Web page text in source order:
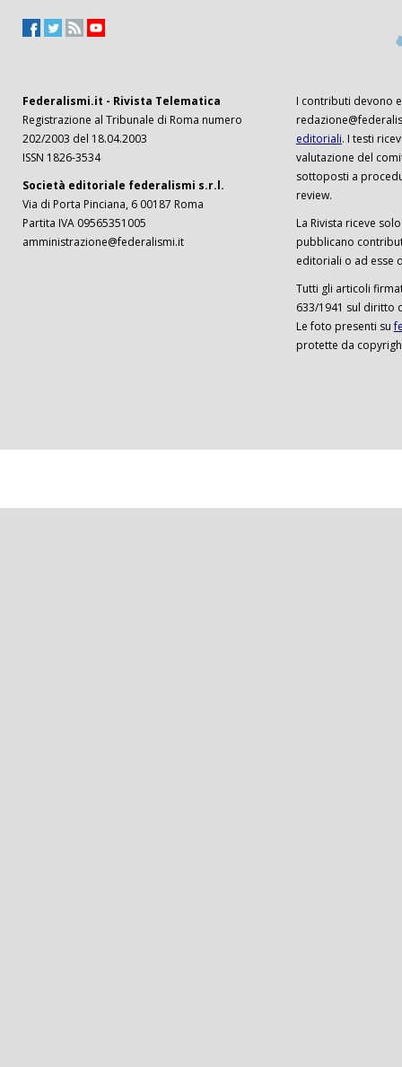
Federalismi.it - Rivista Telematica
Registrazione al Tribunale di Roma numero
202/2003 del 18.04.2003
ISSN 1826-3534
Società editoriale federalismi s.r.l.
Via di Porta Pinciana, 6 00187 Roma
Partita IVA 09565351005
amministrazione@federalismi.it
I contributi devono
editoriali. I testi
valutazione del
sottoposti a
review.
La Rivista riceve
pubblicano
editoriali o ad esse
Tutti gli articoli
633/1941 sul diritto
Le foto presenti su
protette da